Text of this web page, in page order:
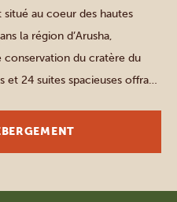
au coeur des hautes
la région d’Arusha,
du cratère du
24 suites spacieuses offrant